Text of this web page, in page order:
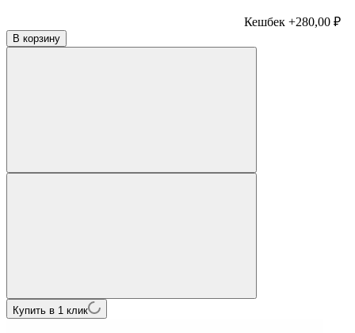
Кешбек +280,00 ₽
В корзину
Купить в 1 клик